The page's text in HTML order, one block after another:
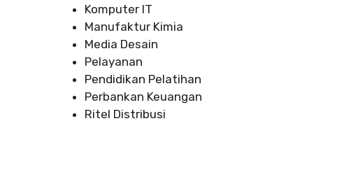
Komputer IT
Manufaktur Kimia
Media Desain
Pelayanan
Pendidikan Pelatihan
Perbankan Keuangan
Ritel Distribusi